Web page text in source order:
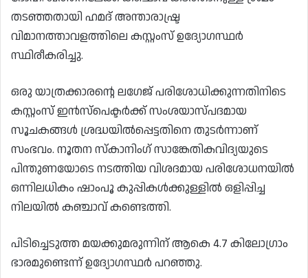
തടഞ്ഞതായി ഹമദ് അന്താരാഷ്ട്ര
വിമാനത്താവളത്തിലെ കസ്റ്റംസ് ഉദ്യോഗസ്ഥർ
സ്ഥിരീകരിച്ചു.
ഒരു യാത്രക്കാരന്റെ ലഗേജ് പരിശോധിക്കുന്നതിനിടെ
കസ്റ്റംസ് ഇൻസ്പെക്ടർക്ക് സംശയാസ്പദമായ
സൂചകങ്ങൾ ശ്രദ്ധയിൽപ്പെട്ടതിനെ തുടർന്നാണ്
സംഭവം. നൂതന സ്കാനിംഗ് സാങ്കേതികവിദ്യയുടെ
പിന്തുണയോടെ നടത്തിയ വിശദമായ പരിശോധനയിൽ
ഒന്നിലധികം ഷാംപൂ കുപ്പികൾക്കുള്ളിൽ ഒളിപ്പിച്ച
നിലയിൽ കഞ്ചാവ് കണ്ടെത്തി.
പിടിച്ചെടുത്ത മയക്കുമരുന്നിന് ആകെ 4.7 കിലോഗ്രാം
ഭാരമുണ്ടെന്ന് ഉദ്യോഗസ്ഥർ പറഞ്ഞു.